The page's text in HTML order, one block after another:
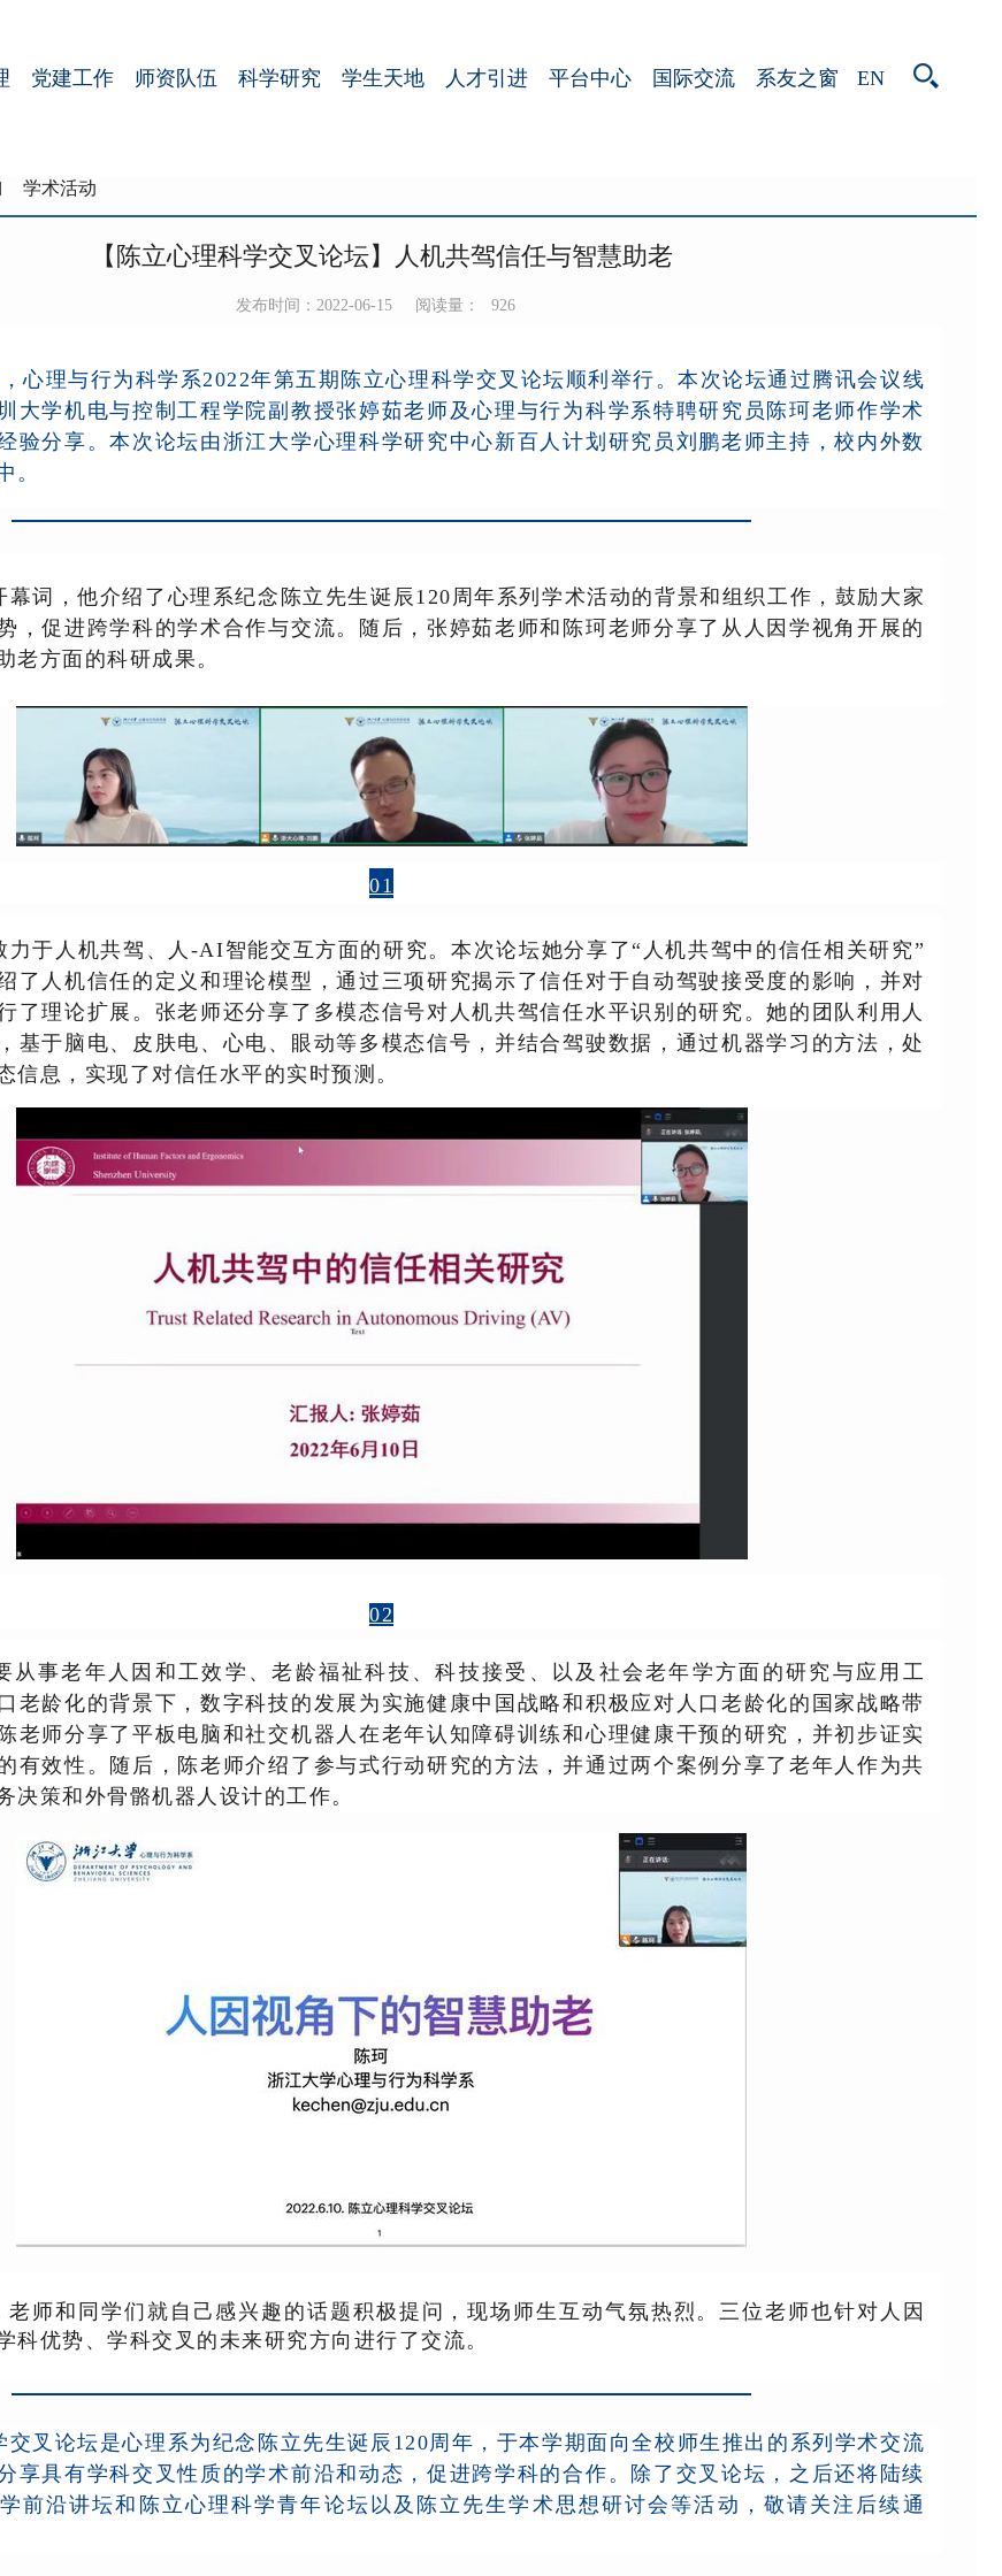
党建工作 师资队伍 科学研究 学生天地 人才引进 平台中心 国际交流 系友之窗 EN
学术活动
【陈立心理科学交叉论坛】人机共驾信任与智慧助老
发布时间：2022-06-15 阅读量： 926
心理与行为科学系2022年第五期陈立心理科学交叉论坛顺利举行。本次论坛通过腾讯会议线
大学机电与控制工程学院副教授张婷茹老师及心理与行为科学系特聘研究员陈珂老师作学术
验分享。本次论坛由浙江大学心理科学研究中心新百人计划研究员刘鹏老师主持，校内外数
。
幕词，他介绍了心理系纪念陈立先生诞辰120 周年系列学术活动的背景和组织工作，鼓励大家
，促进跨学科的学术合作与交流。随后，张婷茹老师和陈珂老师分享了从人因学视角开展的
老方面的科研成果。
01
力于人机共驾、人 -AI智能交互方面的研究。本次论坛她分享了“人机共驾中的信任相关研究”
了人机信任的定义和理论模型，通过三项研究揭示了信任对于自动驾驶接受度的影响，并对
了理论扩展。张老师还分享了多模态信号对人机共驾信任水平识别的研究。她的团队利用人
基于脑电、皮肤电、心电、眼动等多模态信号，并结合驾驶数据，通过机器学习的方法，处
信息，实现了对信任水平的实时预测。
02
从事老年人因和工效学、老龄福祉科技、科技接受、以及社会老年学方面的研究与应用工
老龄化的背景下，数字科技的发展为实施健康中国战略和积极应对人口老龄化的国家战略带
老师分享了平板电脑和社交机器人在老年认知障碍训练和心理健康干预的研究，并初步证实
有效性。随后，陈老师介绍了参与式行动研究的方法，并通过两个案例分享了老年人作为共
决策和外骨骼机器人设计的工作。
老师和同学们就自己感兴趣的话题积极提问，现场师生互动气氛热烈。三位老师也针对人因
科优势、学科交叉的未来研究方向进行了交流。
交叉论坛是心理系为纪念陈立先生诞辰 120周年，于本学期面向全校师生推出的系列学术交流
享具有学科交叉性质的学术前沿和动态，促进跨学科的合作。除了交叉论坛，之后还将陆续
前沿讲坛和陈立心理科学青年论坛以及陈立先生学术思想研讨会等活动，敬请关注后续通